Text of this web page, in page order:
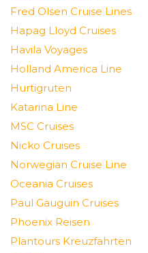
Fred Olsen Cruise Lines
Hapag Lloyd Cruises
Havila Voyages
Holland America Line
Hurtigruten
Katarina Line
MSC Cruises
Nicko Cruises
Norwegian Cruise Line
Oceania Cruises
Paul Gauguin Cruises
Phoenix Reisen
Plantours Kreuzfahrten